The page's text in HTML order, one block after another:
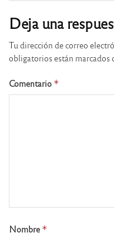
Deja una
Tu dirección de correo
obligatorios están marcados
Comentario *
Nombre *